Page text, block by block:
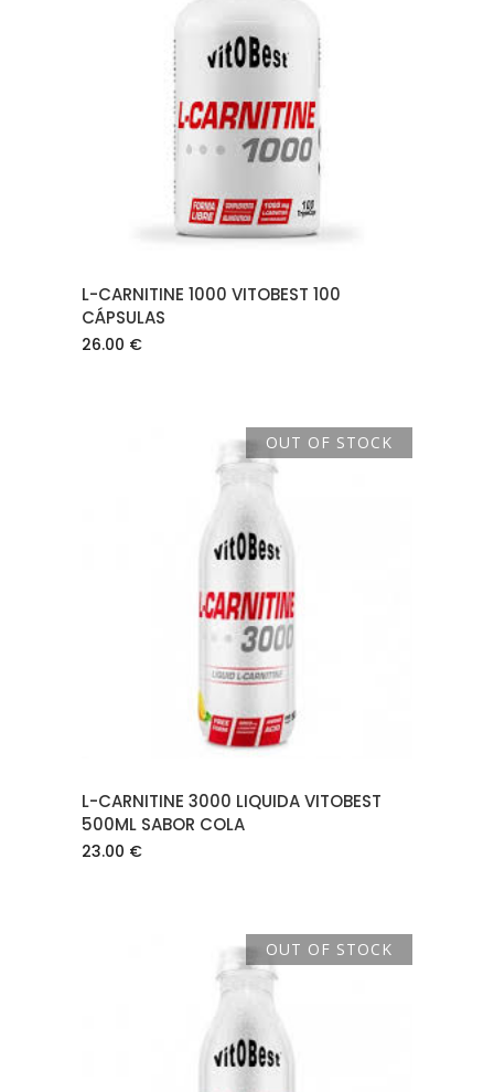
AÑADIR AL CARRITO
L-CARNITINE 1000 VITOBEST 100
CÁPSULAS
26.00 €
OUT OF STOCK
LEER MÁS
L-CARNITINE 3000 LIQUIDA VITOBEST
500ML SABOR COLA
23.00 €
OUT OF STOCK